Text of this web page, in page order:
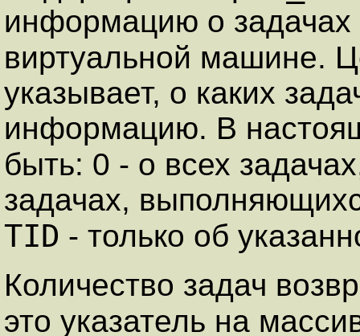
информацию о
виртуальной машине.
указывает, о каких
информацию. В
быть: 0 - о всех
задачах,
TID - только об
Количество задач
это указатель на